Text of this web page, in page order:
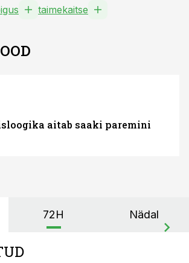
taimekaitse
aitab saaki paremini
72H Nädal